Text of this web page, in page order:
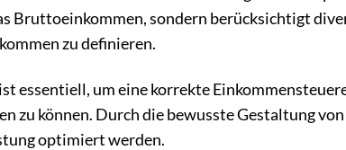
Bruttoeinkommen, sondern berücksichtigt
zu definieren.
essentiell, um eine korrekte
zu können. Durch die bewusste Gestaltung
optimiert werden.